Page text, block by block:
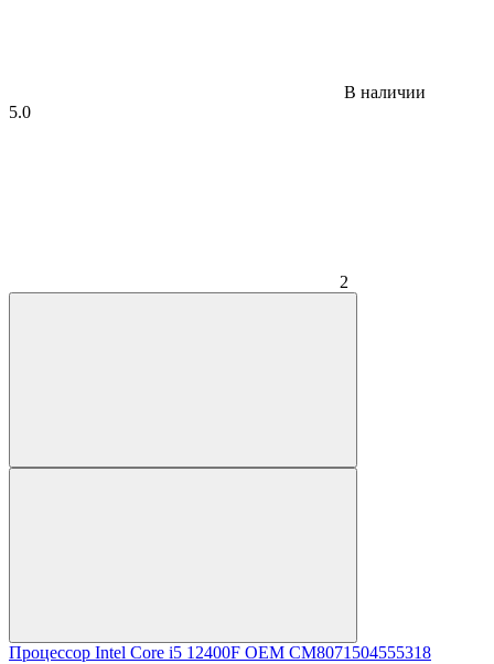
В наличии
5.0
2
Процессор Intel Core i5 12400F OEM CM8071504555318